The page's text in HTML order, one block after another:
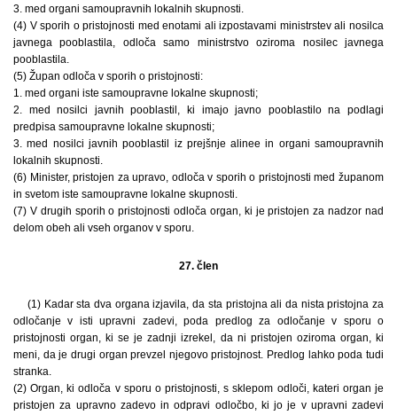
3. med organi samoupravnih lokalnih skupnosti.
(4) V sporih o pristojnosti med enotami ali izpostavami ministrstev ali nosilca
javnega pooblastila, odloča samo ministrstvo oziroma nosilec javnega
pooblastila.
(5) Župan odloča v sporih o pristojnosti:
1. med organi iste samoupravne lokalne skupnosti;
2. med nosilci javnih pooblastil, ki imajo javno pooblastilo na podlagi
predpisa samoupravne lokalne skupnosti;
3. med nosilci javnih pooblastil iz prejšnje alinee in organi samoupravnih
lokalnih skupnosti.
(6) Minister, pristojen za upravo, odloča v sporih o pristojnosti med županom
in svetom iste samoupravne lokalne skupnosti.
(7) V drugih sporih o pristojnosti odloča organ, ki je pristojen za nadzor nad
delom obeh ali vseh organov v sporu.
27. člen
(1) Kadar sta dva organa izjavila, da sta pristojna ali da nista pristojna za
odločanje v isti upravni zadevi, poda predlog za odločanje v sporu o
pristojnosti organ, ki se je zadnji izrekel, da ni pristojen oziroma organ, ki
meni, da je drugi organ prevzel njegovo pristojnost. Predlog lahko poda tudi
stranka.
(2) Organ, ki odloča v sporu o pristojnosti, s sklepom odloči, kateri organ je
pristojen za upravno zadevo in odpravi odločbo, ki jo je v upravni zadevi